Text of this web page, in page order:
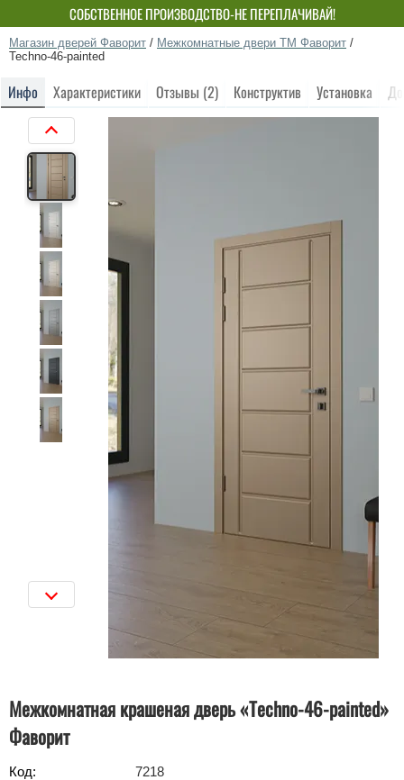
СОБСТВЕННОЕ ПРОИЗВОДСТВО-НЕ ПЕРЕПЛАЧИВАЙ!
Магазин дверей Фаворит / Межкомнатные двери ТМ Фаворит /
Techno-46-painted
Инфо Характеристики Отзывы (2) Конструктив Установка
Межкомнатная крашеная дверь «Techno-46-painted»
Фаворит
Код:
7218